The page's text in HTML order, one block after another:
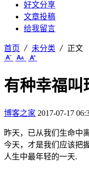
好文分享
文章投稿
给我留言
首页 未分类 正文
有种幸福叫
博客之家 2017-07-17
昨天，已从我们生命中
今天，才是我们应该把
人生中最年轻的一天.